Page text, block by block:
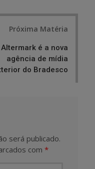
Próxima Matéria
Altermark é a nova
agência de mídia
do Bradesco
será publicado.
com *